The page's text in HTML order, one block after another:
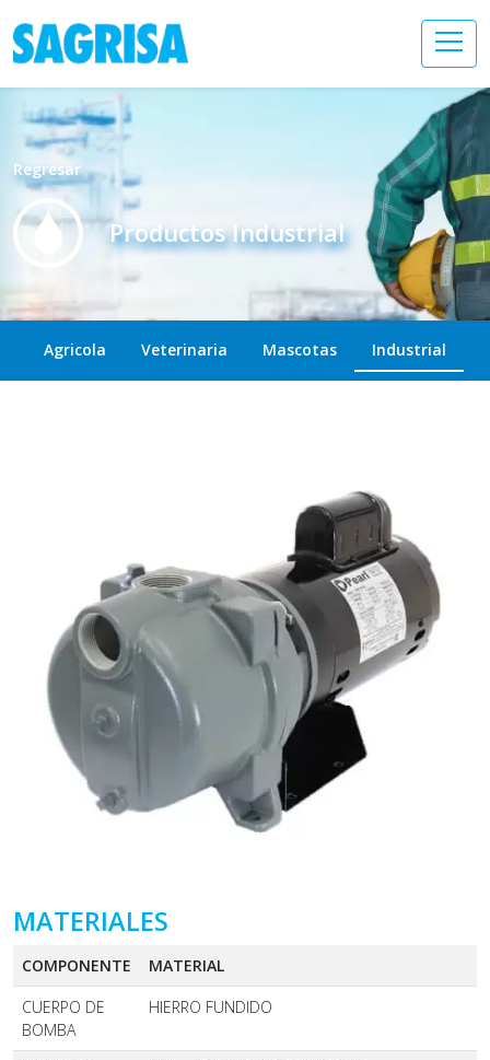
Regresar
Productos Industrial
Agricola Veterinaria Mascotas Industrial
MATERIALES
COMPONENTE
MATERIAL
CUERPO DE
BOMBA
HIERRO FUNDIDO